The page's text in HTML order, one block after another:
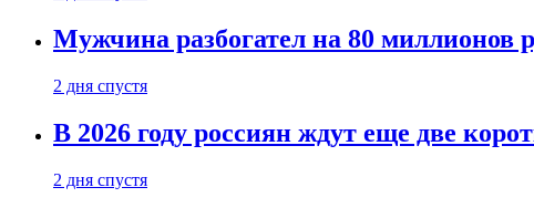
Мужчина разбогател на 80 миллионов
2 дня спустя
В 2026 году россиян ждут еще две
2 дня спустя